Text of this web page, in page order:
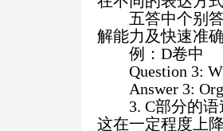
五答中个别
解能力及快速准
例： D卷中
Question 3:
Answer 3:
3. C部分的
这在一定程度上